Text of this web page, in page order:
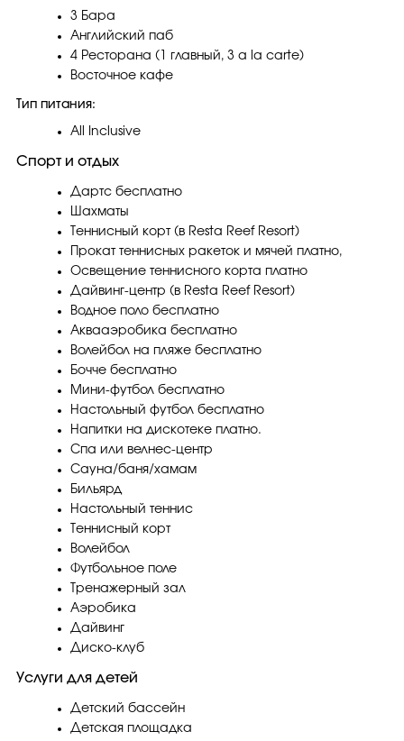
3 Бара
Английский паб
4 Ресторана (1 главный, 3 a la carte)
Восточное кафе
Тип питания:
All Inclusive
Спорт и отдых
Дартс бесплатно
Шахматы
Теннисный корт (в Resta Reef Resort)
Прокат теннисных ракеток и мячей платно,
Освещение теннисного корта платно
Дайвинг-центр (в Resta Reef Resort)
Водное поло бесплатно
Аквааэробика бесплатно
Волейбол на пляже бесплатно
Бочче бесплатно
Мини-футбол бесплатно
Настольный футбол бесплатно
Напитки на дискотеке платно.
Спа или велнес-центр
Сауна/баня/хамам
Бильярд
Настольный теннис
Теннисный корт
Волейбол
Футбольное поле
Тренажерный зал
Аэробика
Дайвинг
Диско-клуб
Услуги для детей
Детский бассейн
Детская площадка